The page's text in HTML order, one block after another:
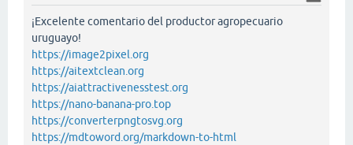
¡Excelente comentario del productor agropecuario
uruguayo!
https://image2pixel.org
https://aitextclean.org
https://aiattractivenesstest.org
https://nano-banana-pro.top
https://converterpngtosvg.org
https://mdtoword.org/markdown-to-html